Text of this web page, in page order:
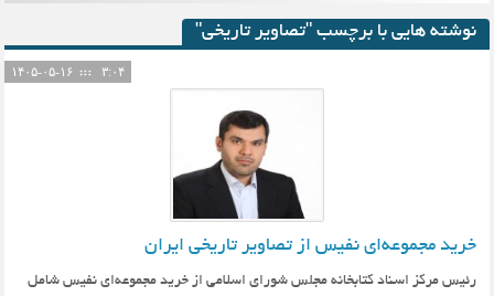
نوشته هایی با برچسب "تصاویر تاریخی"
۳:۰۴
خرید مجموعه‌ای نفیس از تصاویر تاریخی ایران
رئیس مرکز اسناد کتابخانه مجلس شورای اسلامی از خرید مجموعه‌ای نفیس شامل